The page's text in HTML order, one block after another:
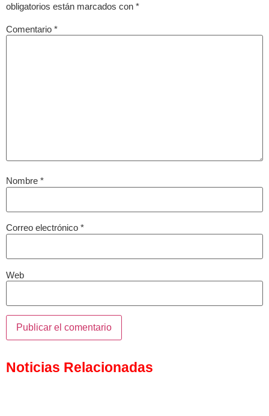
obligatorios están marcados con *
Comentario *
Nombre *
Correo electrónico *
Web
Noticias Relacionadas